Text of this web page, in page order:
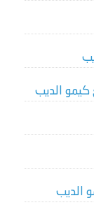
كيمو الديب
الديب